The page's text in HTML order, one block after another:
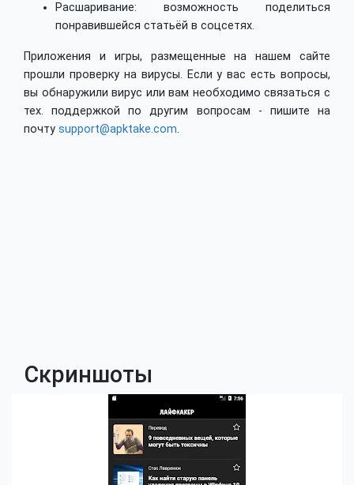
Расшаривание: возможность поделиться
понравившейся статьёй в соцсетях.
Приложения и игры, размещенные на нашем сайте
прошли проверку на вирусы. Если у вас есть вопросы,
вы обнаружили вирус или вам необходимо связаться с
тех. поддержкой по другим вопросам - пишите на
почту support@apktake.com.
Скриншоты